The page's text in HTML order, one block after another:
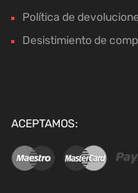
Política de
Desistimiento de
ACEPTAMOS: